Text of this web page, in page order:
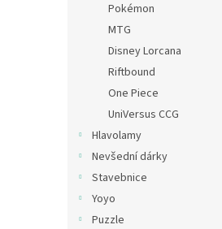
Pokémon
MTG
Disney Lorcana
Riftbound
One Piece
UniVersus CCG
Hlavolamy
Nevšední dárky
Stavebnice
Yoyo
Puzzle